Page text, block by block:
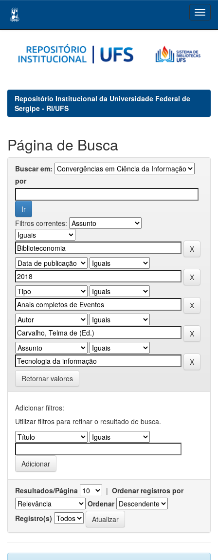
navigation
Repositório Institucional da Universidade Federal de
Sergipe - RI/UFS
Página de Busca
Buscar em:
por
Filtros correntes:
Retornar valores
Adicionar filtros:
Utilizar filtros para refinar o resultado de busca.
Resultados/Página | Ordenar registros por
Ordenar
Registro(s)